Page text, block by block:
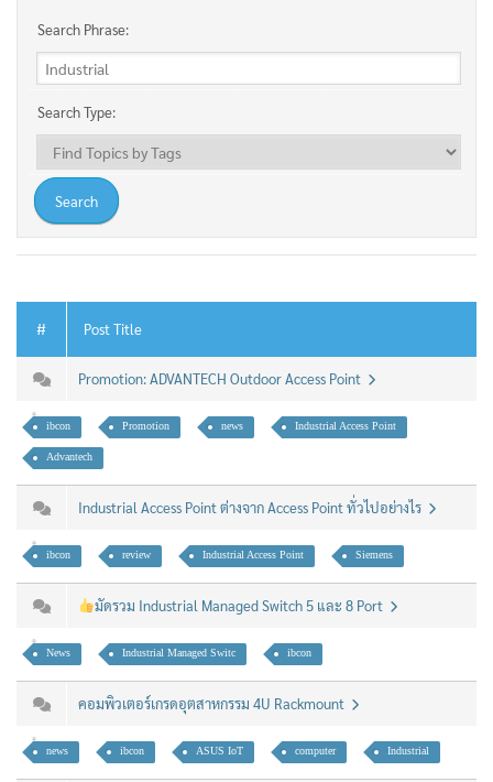
Search Phrase:
Search Type:
# Post Title
Promotion: ADVANTECH Outdoor Access Point
ibcon Promotion news Industrial Access Point
Advantech
Industrial Access Point ต่างจาก Access Point ทั่วไปอย่างไร
ibcon review Industrial Access Point Siemens
มัดรวม Industrial Managed Switch 5 และ 8 Port
News Industrial Managed Switc ibcon
คอมพิวเตอร์เกรดอุตสาหกรรม 4U Rackmount
news ibcon ASUS IoT computer Industrial